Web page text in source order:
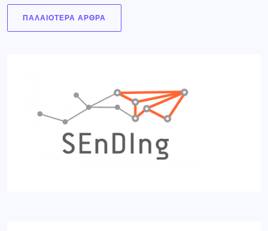
ΠΑΛΑΙΌΤΕΡΑ ΆΡΘΡΑ